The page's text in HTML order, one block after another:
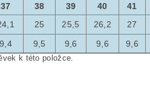
37 38 39 40
41
25 25,5 26,2
27
9,4 9,5 9,6 9,6 9,6
k této položce.